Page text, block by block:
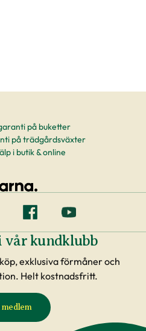
på buketter
på trädgårdsväxter
i butik & online
vår kundklubb
exklusiva förmåner och
Helt kostnadsfritt.
medlem